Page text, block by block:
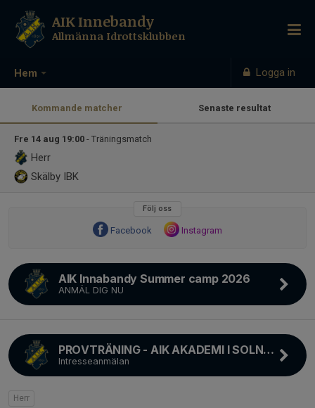
Hem Logga in
AIK Innebandy
Allmänna Idrottsklubben
Kommande matcher Senaste resultat
Fre 14 aug 19:00 - Träningsmatch
Herr
Skälby IBK
Följ oss
Facebook Instagram
AIK Innabandy Summer camp 2026
ANMÄL DIG NU
PROVTRÄNING - AIK AKADEMI I SOLNAHALLEN
Intresseanmälan
Herr